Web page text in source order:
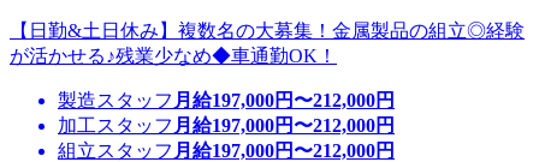
【日勤&土日休み】複数名の大募集！金属製品の組立◎経験
が活かせる♪残業少なめ◆車通勤OK！
製造スタッフ 月給197,000円〜212,000円
加工スタッフ 月給197,000円〜212,000円
組立スタッフ 月給197,000円〜212,000円